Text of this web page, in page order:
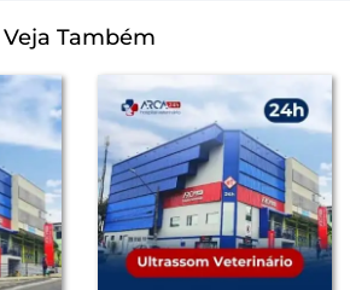
Veja Também